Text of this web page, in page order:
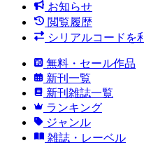
お知らせ
閲覧履歴
シリアルコードを
無料・セール作品
新刊一覧
新刊雑誌一覧
ランキング
ジャンル
雑誌・レーベル